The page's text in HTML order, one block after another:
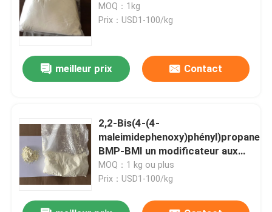
MOQ：1kg
Prix：USD1-100/kg
meilleur prix Contact
2,2-Bis(4-(4-
maleimidephenoxy)phényl)propane
BMP-BMI un modificateur aux
propriétés mécaniques
exceptionnelles, haute résistance
utilisé pour les matériaux
MOQ：1 kg ou plus
Prix：USD1-100/kg